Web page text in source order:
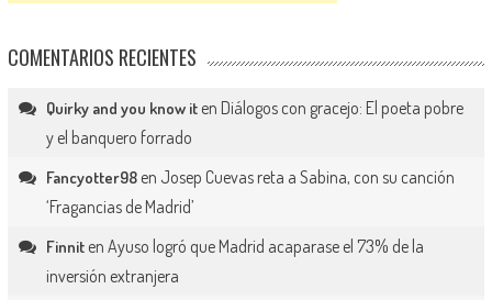
COMENTARIOS RECIENTES
Quirky and you know iten Diálogos con gracejo: El poeta pobre
y el banquero forrado
Fancyotter98en Josep Cuevas reta a Sabina, con su canción
‘Fragancias de Madrid’
Finniten Ayuso logró que Madrid acaparase el 73% de la
inversión extranjera